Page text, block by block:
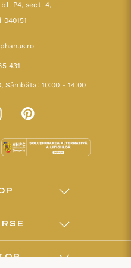
bl. P4, sect. 4,
040151
431
Sâmbăta: 10:00 - 14:00